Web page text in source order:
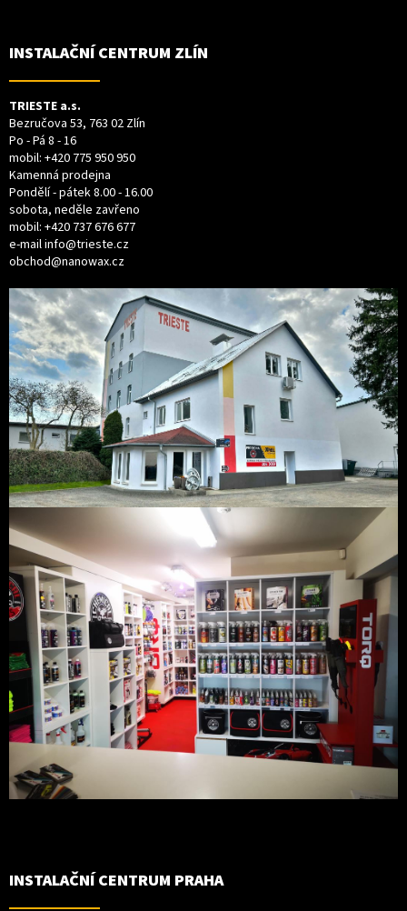
INSTALAČNÍ CENTRUM ZLÍN
TRIESTE a.s.
Bezručova 53, 763 02 Zlín
Po - Pá 8 - 16
mobil: +420 775 950 950
Kamenná prodejna
Pondělí - pátek 8.00 - 16.00
sobota, neděle zavřeno
mobil: +420 737 676 677
e-mailinfo@trieste.cz
obchod@nanowax.cz
INSTALAČNÍ CENTRUM PRAHA